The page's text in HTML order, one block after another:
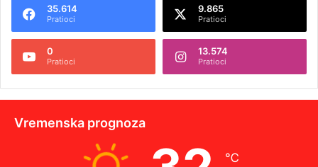
35.614
Pratioci
9.865
Pratioci
0
Pratioci
13.574
Pratioci
Vremenska prognoza
℃